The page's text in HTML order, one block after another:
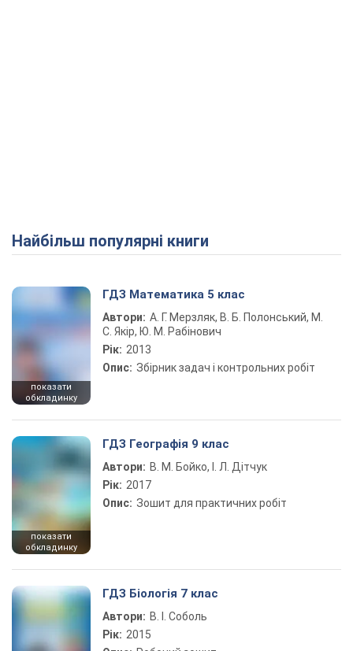
Найбільш популярні книги
показати
обкладинку
ГДЗ Математика 5 клас
Автори: А. Г. Мерзляк, В. Б. Полонський, М.
С. Якір, Ю. М. Рабінович
Рік: 2013
Опис: Збірник задач і контрольних робіт
показати
обкладинку
ГДЗ Географія 9 клас
Автори: В. М. Бойко, І. Л. Дітчук
Рік: 2017
Опис: Зошит для практичних робіт
ГДЗ Біологія 7 клас
Автори: В. І. Соболь
Рік: 2015